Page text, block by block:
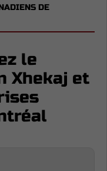
DE
le
Xhekaj et